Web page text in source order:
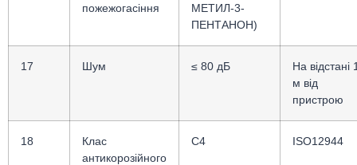
пожежогасіння
МЕТИЛ-3-
ПЕНТАНОН)
17 Шум ≤ 80 дБ
На відстані
м від
пристрою
18
Клас
антикорозійного
C4 ISO12944